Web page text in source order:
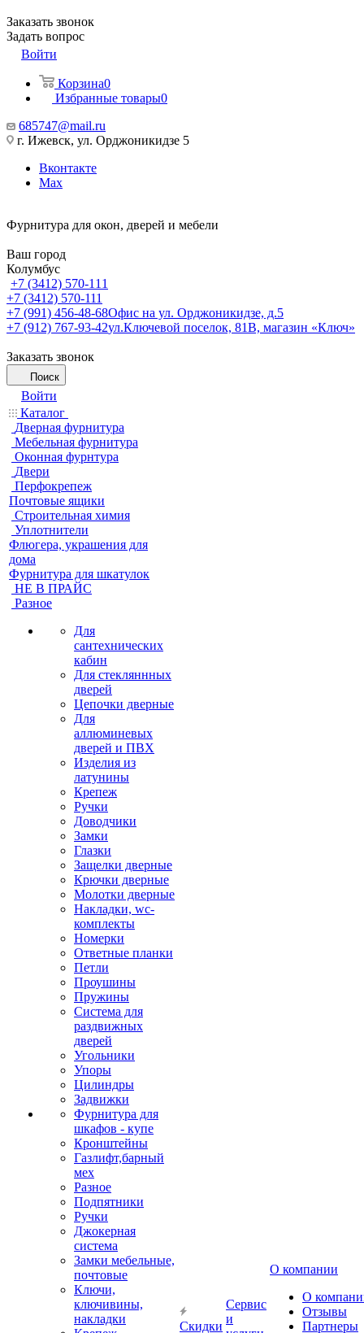
Заказать звонок
Задать вопрос
Войти
Корзина0
Избранные товары0
685747@mail.ru
г. Ижевск, ул. Орджоникидзе 5
Вконтакте
Max
Фурнитура для окон, дверей и мебели
Ваш город
Колумбус
+7 (3412) 570-111
+7 (3412) 570-111
+7 (991) 456-48-68Офис на ул. Орджоникидзе, д.5
+7 (912) 767-93-42ул.Ключевой поселок, 81В, магазин «Ключ»
Заказать звонок
Поиск
Войти
Каталог
Дверная фурнитура
Мебельная фурнитура
Оконная фурнтура
Двери
Перфокрепеж
Почтовые ящики
Строительная химия
Уплотнители
Флюгера, украшения для
дома
Фурнитура для шкатулок
НЕ В ПРАЙС
Разное
Для
сантехнических
кабин
Для стекляннных
дверей
Цепочки дверные
Для
аллюминевых
дверей и ПВХ
Изделия из
латунины
Крепеж
Ручки
Доводчики
Замки
Глазки
Защелки дверные
Крючки дверные
Молотки дверные
Накладки, wc-
комплекты
Номерки
Ответные планки
Петли
Проушины
Пружины
Система для
раздвижных
дверей
Угольники
Упоры
Цилиндры
Задвижки
Фурнитура для
шкафов - купе
Кронштейны
Газлифт,барный
мех
Разное
Подпятники
Ручки
Джокерная
система
Замки мебельные,
почтовые
Ключи,
ключивины,
накладки
Скидки
Сервис
и
О компании
О
Отзывы
Партнеры